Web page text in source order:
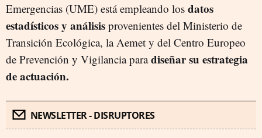
Emergencias (UME) está empleando los datos
estadísticos y análisis provenientes del Ministerio de
Transición Ecológica, la Aemet y del Centro Europeo
de Prevención y Vigilancia paradiseñar su estrategia
de actuación.
NEWSLETTER - DISRUPTORES